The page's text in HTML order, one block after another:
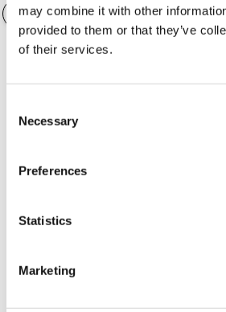
may combine it with other
provided to them or that they’ve
of their services.
Selection
Necessary
Preferences
Statistics
Marketing